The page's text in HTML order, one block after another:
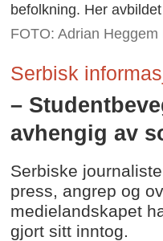
befolkning. Her
FOTO: Adrian Heggem
Serbisk
–
avhengig av
Serbiske
press, angrep og
medielandskapet
gjort sitt inntog.